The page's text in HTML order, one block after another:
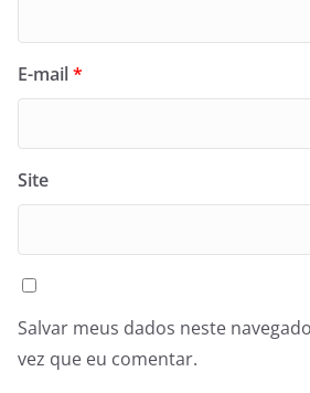
E-mail*
Site
Salvar meus dados neste
vez que eu comentar.